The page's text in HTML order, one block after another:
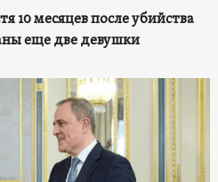
10 месяцев после убийства
еще две девушки